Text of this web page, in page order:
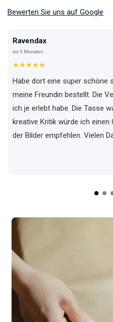
Bewerten Sie uns auf Google
Ravendax
vor 3 Monaten
★★★★★
Habe dort eine super schöne
meine Freundin bestellt. Die
ich je erlebt habe. Die Tasse
kreative Kritik würde ich
der Bilder empfehlen. Vielen